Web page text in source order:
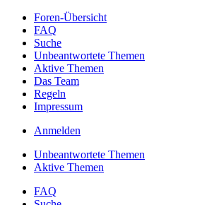
Foren-Übersicht
FAQ
Suche
Unbeantwortete Themen
Aktive Themen
Das Team
Regeln
Impressum
Anmelden
Unbeantwortete Themen
Aktive Themen
FAQ